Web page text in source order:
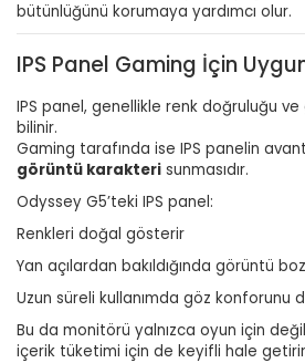
bütünlüğünü korumaya yardımcı olur.
IPS Panel Gaming İçin
IPS panel, genellikle renk doğruluğu ve
bilinir.
Gaming tarafında ise IPS panelin
görüntü karakteri sunmasıdır.
Odyssey G5’teki IPS panel:
Renkleri doğal gösterir
Yan açılardan bakıldığında görüntü
Uzun süreli kullanımda göz konforunu
Bu da monitörü yalnızca oyun için
içerik tüketimi için de keyifli hale